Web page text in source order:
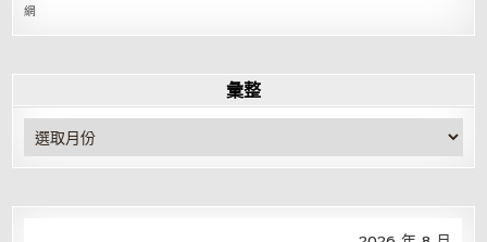
網
彙整
彙
整